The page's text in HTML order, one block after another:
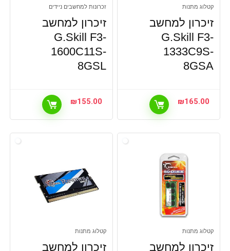
קטלוג מתנות
זיכרון למחשב
G.Skill F3-
1333C9S-
8GSA
₪165.00
זכרונות למחשבים ניידים
זיכרון למחשב
G.Skill F3-
1600C11S-
8GSL
₪155.00
קטלוג מתנות
זיכרון למחשב
קטלוג מתנות
זיכרון למחשב